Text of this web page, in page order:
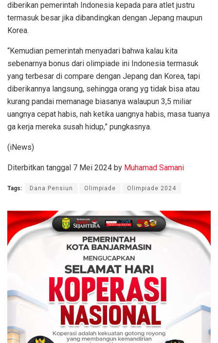
diberikan pemerintah Indonesia kepada para atlet justru
termasuk besar jika dibandingkan dengan Jepang maupun
Korea.
“Kemudian pemerintah menyadari bahwa kalau kita
sebenarnya bonus dari olimpiade ini Indonesia termasuk
yang terbesar di compare dengan Jepang dan Korea, tapi
diberikannya langsung, sehingga orang yg tidak bisa atau
kurang pandai memanage biasanya walaupun 3,5 miliar
uangnya cepat habis, nah ketika uangnya habis, masa tuanya
ga kerja mereka susah hidup,” pungkasnya.
(iNews)
Diterbitkan tanggal 7 Mei 2024 by Muhamad Samani
Tags: Dana Pensiun Olimpiade Olimpiade 2024